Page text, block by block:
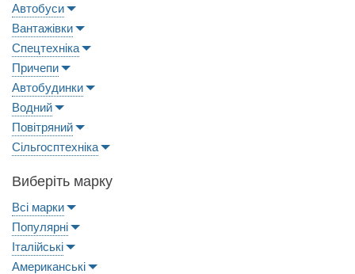
Автобуси
Вантажівки
Спецтехніка
Причепи
Автобудинки
Водний
Повітряний
Сільгосптехніка
Виберіть марку
Всі марки
Популярні
Італійські
Американські